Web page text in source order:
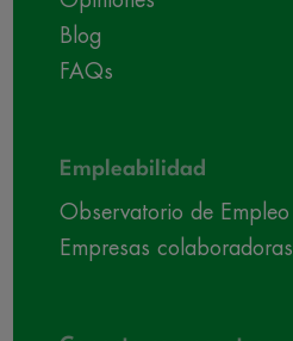
Blog
FAQs
Empleabilidad
Observatorio de Empleo
Empresas colaboradoras